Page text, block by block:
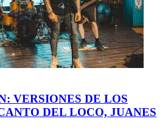
VERSIONES DE LOS
DEL LOCO, JUANES